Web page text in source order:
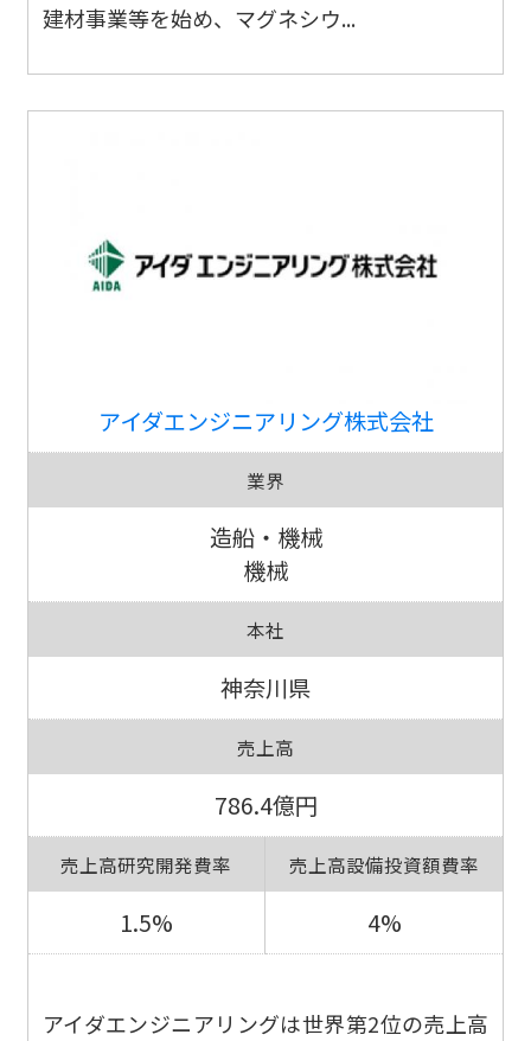
建材事業等を始め、マグネシウ...
アイダエンジニアリング株式会社
業界
造船・機械
機械
本社
神奈川県
売上高
786.4億円
売上高研究開発費率
1.5%
売上高設備投資額費率
4%
アイダエンジニアリングは世界第2位の売上高